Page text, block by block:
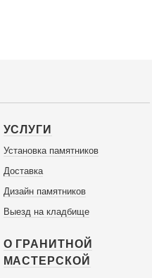
УСЛУГИ
Установка памятников
Доставка
Дизайн памятников
Выезд на кладбище
О ГРАНИТНОЙ
МАСТЕРСКОЙ